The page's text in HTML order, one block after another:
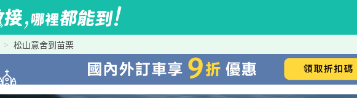
松山意舍到苗栗